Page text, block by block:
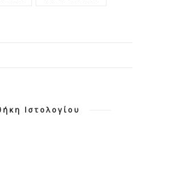
Ιστολογίου